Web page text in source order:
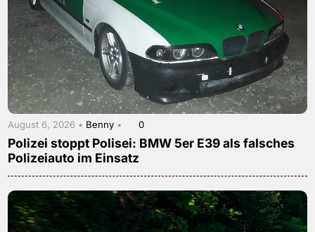
August 6, 2026 • Benny • 0
Polizei stoppt Polisei: BMW 5er E39 als falsches
Polizeiauto im Einsatz